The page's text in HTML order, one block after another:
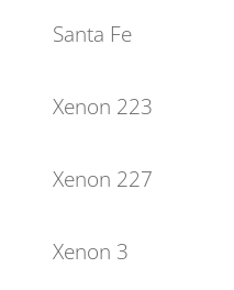
Santa Fe
Xenon 223
Xenon 227
Xenon 3